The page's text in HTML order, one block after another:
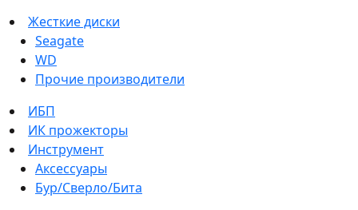
Жесткие диски
Seagate
WD
Прочие производители
ИБП
ИК прожекторы
Инструмент
Аксессуары
Бур/Сверло/Бита